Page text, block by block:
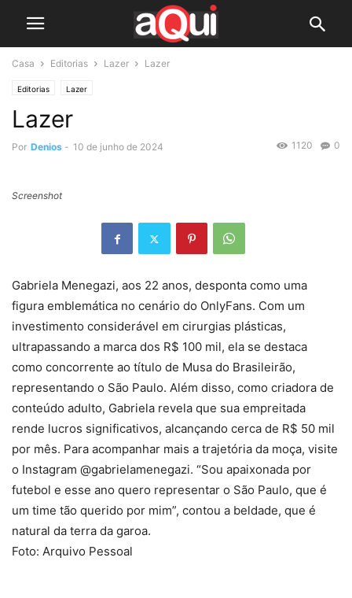
Casa Editorias Lazer Lazer
Editorias Lazer
Lazer
Por Denios - 10 de junho de 2024 0
1120
Screenshot
Gabriela Menegazi, aos 22 anos, desponta como uma
figura emblemática no cenário do OnlyFans. Com um
investimento considerável em cirurgias plásticas,
ultrapassando a marca dos R$ 100 mil, ela se destaca
como concorrente ao título de Musa do Brasileirão,
representando o São Paulo. Além disso, como criadora de
conteúdo adulto, Gabriela revela que sua empreitada
rende lucros significativos, alcançando cerca de R$ 50 mil
por mês. Para acompanhar mais a trajetória da moça, visite
o Instagram @gabrielamenegazi. “Sou apaixonada por
futebol e esse ano quero representar o São Paulo, que é
um time tão querido por mim”, contou a beldade, que é
natural da terra da garoa.
Foto: Arquivo Pessoal